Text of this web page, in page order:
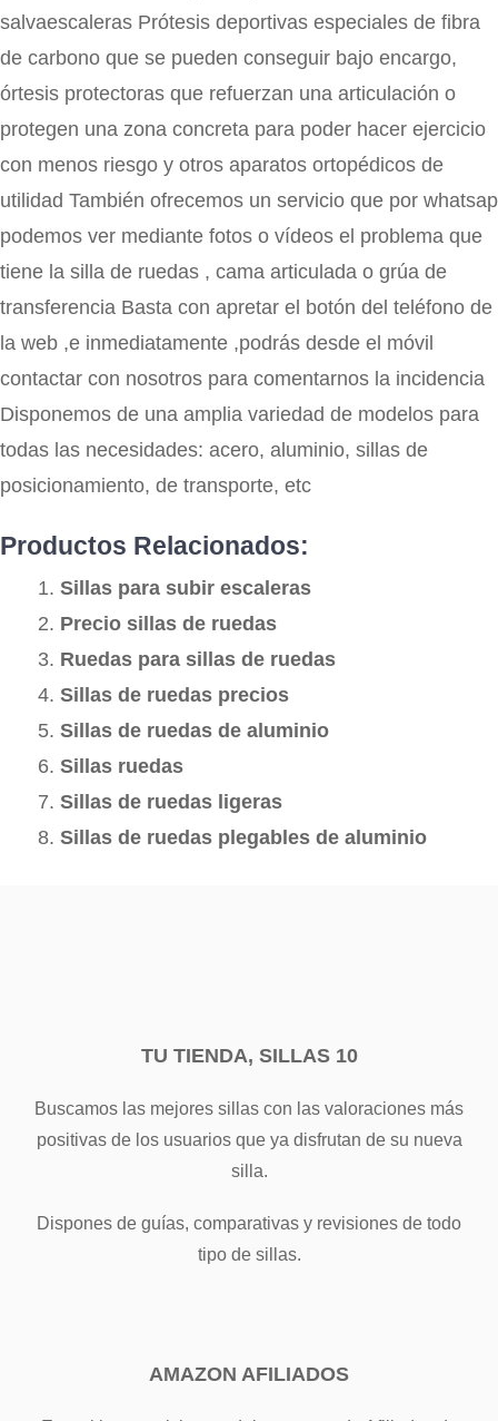
salvaescaleras Prótesis deportivas especiales de fibra
de carbono que se pueden conseguir bajo encargo,
órtesis protectoras que refuerzan una articulación o
protegen una zona concreta para poder hacer ejercicio
con menos riesgo y otros aparatos ortopédicos de
utilidad También ofrecemos un servicio que por whatsap
podemos ver mediante fotos o vídeos el problema que
tiene la silla de ruedas , cama articulada o grúa de
transferencia Basta con apretar el botón del teléfono de
la web ,e inmediatamente ,podrás desde el móvil
contactar con nosotros para comentarnos la incidencia
Disponemos de una amplia variedad de modelos para
todas las necesidades: acero, aluminio, sillas de
posicionamiento, de transporte, etc
Productos Relacionados:
Sillas para subir escaleras
Precio sillas de ruedas
Ruedas para sillas de ruedas
Sillas de ruedas precios
Sillas de ruedas de aluminio
Sillas ruedas
Sillas de ruedas ligeras
Sillas de ruedas plegables de aluminio
TU TIENDA, SILLAS 10
Buscamos las mejores sillas con las valoraciones más
positivas de los usuarios que ya disfrutan de su nueva
silla.
Dispones de guías, comparativas y revisiones de todo
tipo de sillas.
AMAZON AFILIADOS